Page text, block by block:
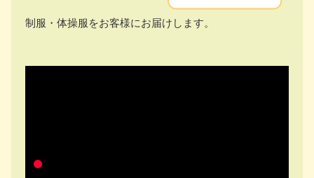
制服・体操服をお客様にお届けします。